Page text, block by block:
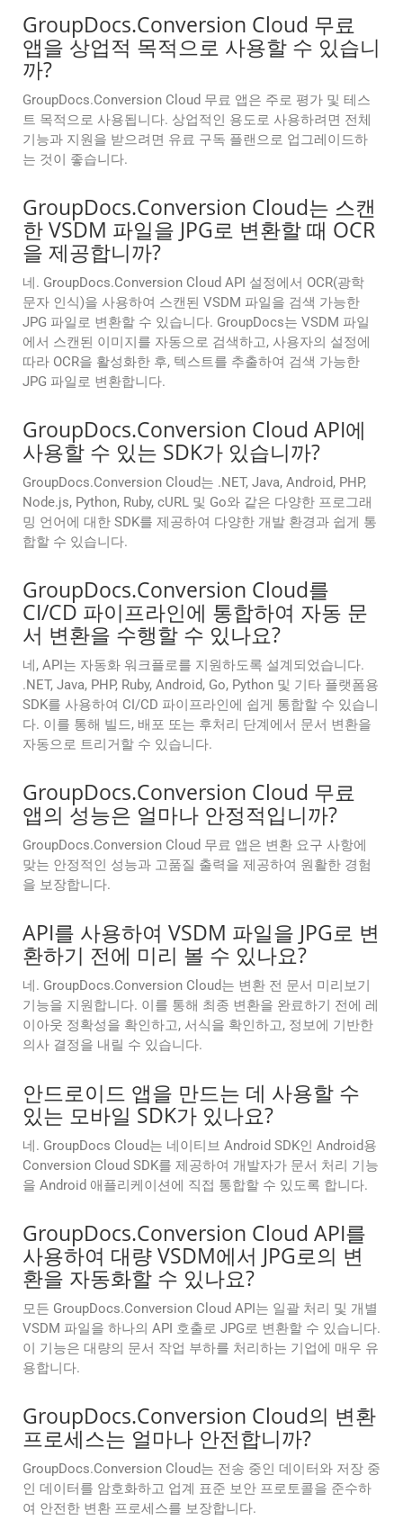
GroupDocs.Conversion Cloud 무료
앱을 상업적 목적으로 사용할 수 있습니
까?
GroupDocs.Conversion Cloud 무료 앱은 주로 평가 및 테스
트 목적으로 사용됩니다. 상업적인 용도로 사용하려면 전체
기능과 지원을 받으려면 유료 구독 플랜으로 업그레이드하
는 것이 좋습니다.
GroupDocs.Conversion Cloud는 스캔
한 VSDM 파일을 JPG로 변환할 때 OCR
을 제공합니까?
네. GroupDocs.Conversion Cloud API 설정에서 OCR(광학
문자 인식)을 사용하여 스캔된 VSDM 파일을 검색 가능한
JPG 파일로 변환할 수 있습니다. GroupDocs는 VSDM 파일
에서 스캔된 이미지를 자동으로 검색하고, 사용자의 설정에
따라 OCR을 활성화한 후, 텍스트를 추출하여 검색 가능한
JPG 파일로 변환합니다.
GroupDocs.Conversion Cloud API에
사용할 수 있는 SDK가 있습니까?
GroupDocs.Conversion Cloud는 .NET, Java, Android, PHP,
Node.js, Python, Ruby, cURL 및 Go와 같은 다양한 프로그래
밍 언어에 대한 SDK를 제공하여 다양한 개발 환경과 쉽게 통
합할 수 있습니다.
GroupDocs.Conversion Cloud를
CI/CD 파이프라인에 통합하여 자동 문
서 변환을 수행할 수 있나요?
네, API는 자동화 워크플로를 지원하도록 설계되었습니다.
.NET, Java, PHP, Ruby, Android, Go, Python 및 기타 플랫폼용
SDK를 사용하여 CI/CD 파이프라인에 쉽게 통합할 수 있습니
다. 이를 통해 빌드, 배포 또는 후처리 단계에서 문서 변환을
자동으로 트리거할 수 있습니다.
GroupDocs.Conversion Cloud 무료
앱의 성능은 얼마나 안정적입니까?
GroupDocs.Conversion Cloud 무료 앱은 변환 요구 사항에
맞는 안정적인 성능과 고품질 출력을 제공하여 원활한 경험
을 보장합니다.
API를 사용하여 VSDM 파일을 JPG로 변
환하기 전에 미리 볼 수 있나요?
네. GroupDocs.Conversion Cloud는 변환 전 문서 미리보기
기능을 지원합니다. 이를 통해 최종 변환을 완료하기 전에 레
이아웃 정확성을 확인하고, 서식을 확인하고, 정보에 기반한
의사 결정을 내릴 수 있습니다.
안드로이드 앱을 만드는 데 사용할 수
있는 모바일 SDK가 있나요?
네. GroupDocs Cloud는 네이티브 Android SDK인 Android용
Conversion Cloud SDK를 제공하여 개발자가 문서 처리 기능
을 Android 애플리케이션에 직접 통합할 수 있도록 합니다.
GroupDocs.Conversion Cloud API를
사용하여 대량 VSDM에서 JPG로의 변
환을 자동화할 수 있나요?
모든 GroupDocs.Conversion Cloud API는 일괄 처리 및 개별
VSDM 파일을 하나의 API 호출로 JPG로 변환할 수 있습니다.
이 기능은 대량의 문서 작업 부하를 처리하는 기업에 매우 유
용합니다.
GroupDocs.Conversion Cloud의 변환
프로세스는 얼마나 안전합니까?
GroupDocs.Conversion Cloud는 전송 중인 데이터와 저장 중
인 데이터를 암호화하고 업계 표준 보안 프로토콜을 준수하
여 안전한 변환 프로세스를 보장합니다.